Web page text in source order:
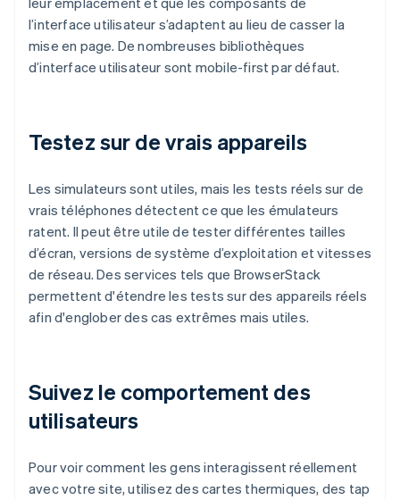
l’interface utilisateur s’adaptent au lieu de casser la
mise en page. De nombreuses bibliothèques
d’interface utilisateur sont mobile-first par défaut.
Testez sur de vrais appareils
Les simulateurs sont utiles, mais les tests réels sur de
vrais téléphones détectent ce que les émulateurs
ratent. Il peut être utile de tester différentes tailles
d’écran, versions de système d’exploitation et vitesses
de réseau. Des services tels que BrowserStack
permettent d'étendre les tests sur des appareils réels
afin d'englober des cas extrêmes mais utiles.
Suivez le comportement des
utilisateurs
Pour voir comment les gens interagissent réellement
avec votre site, utilisez des cartes thermiques, des tap